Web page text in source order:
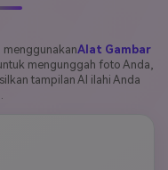
Alat Gambar
mengunggah foto Anda,
tampilan AI ilahi Anda